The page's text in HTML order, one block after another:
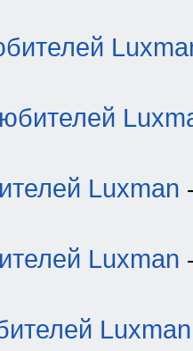
Luxman
Luxman
Luxman